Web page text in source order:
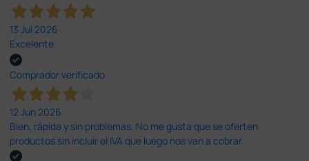
13 Jul 2026
Excelente
Comprador verificado
12 Jun 2026
Bien, rápida y sin problemas. No me gusta que se oferten
productos sin incluir el IVA que luego nos van a cobrar.